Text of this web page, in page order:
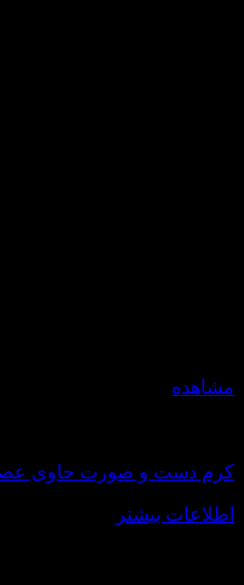
مشاهده
کرم دست و صورت حاوی
اطلاعات بیشتر